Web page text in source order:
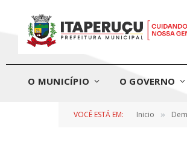
O MUNICÍPIO O GOVERNO
VOCÊ ESTÁ EM: Inicio »